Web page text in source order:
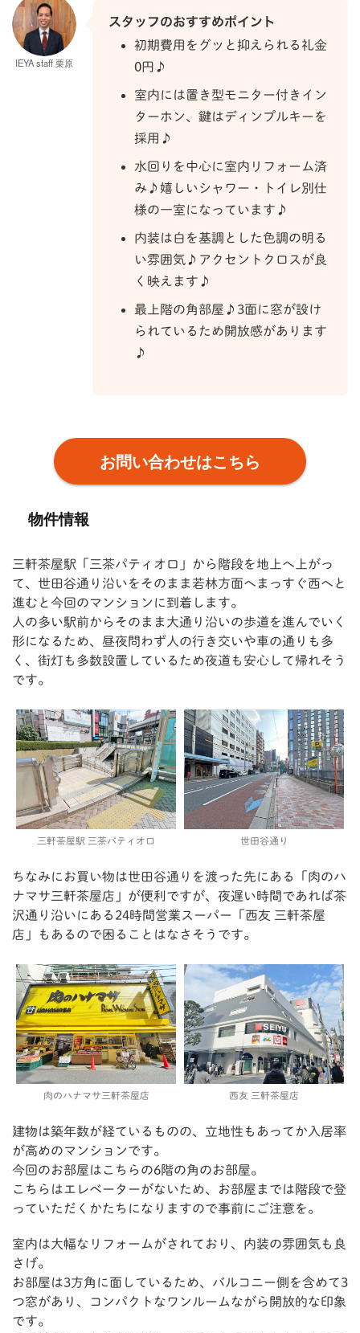
IEYA staff 栗原
スタッフのおすすめポイント
初期費用をグッと抑えられる礼金
0円♪
室内には置き型モニター付きイン
ターホン、鍵はディンプルキーを
採用♪
水回りを中心に室内リフォーム済
み♪嬉しいシャワー・トイレ別仕
様の一室になっています♪
内装は白を基調とした色調の明る
い雰囲気♪アクセントクロスが良
く映えます♪
最上階の角部屋♪3面に窓が設け
られているため開放感があります
♪
お問い合わせはこちら
物件情報
三軒茶屋駅「三茶パティオ口」から階段を地上へ上がっ
て、世田谷通り沿いをそのまま若林方面へまっすぐ西へと
進むと今回のマンションに到着します。
人の多い駅前からそのまま大通り沿いの歩道を進んでいく
形になるため、昼夜問わず人の行き交いや車の通りも多
く、街灯も多数設置しているため夜道も安心して帰れそう
です。
三軒茶屋駅 三茶パティオ口 世田谷通り
ちなみにお買い物は世田谷通りを渡った先にある「肉のハ
ナマサ三軒茶屋店」が便利ですが、夜遅い時間であれば茶
沢通り沿いにある24時間営業スーパー「西友 三軒茶屋
店」もあるので困ることはなさそうです。
肉のハナマサ三軒茶屋店 西友 三軒茶屋店
建物は築年数が経ているものの、立地性もあってか入居率
が高めのマンションです。
今回のお部屋はこちらの6階の角のお部屋。
こちらはエレベーターがないため、お部屋までは階段で登
っていただくかたちになりますので事前にご注意を。
室内は大幅なリフォームがされており、内装の雰囲気も良
さげ。
お部屋は3方角に面しているため、バルコニー側を含めて3
つ窓があり、コンパクトなワンルームながら開放的な印象
です。